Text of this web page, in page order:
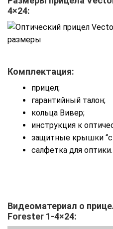
4×24:
Комплектация:
прицел;
гарантийный талон;
кольца Вивер;
инструкция к
защитные крышки
салфетка для оптики.
Видеоматериал о
Forester 1-4×24: